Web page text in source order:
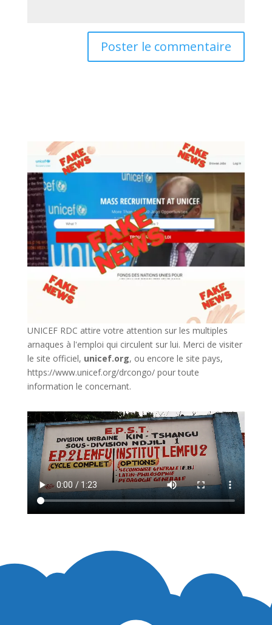
UNICEF RDC attire votre attention sur les multiples
arnaques à l'emploi qui circulent sur lui. Merci de visiter
le site officiel, unicef.org, ou encore le site pays,
https://www.unicef.org/drcongo/pour toute
information le concernant.